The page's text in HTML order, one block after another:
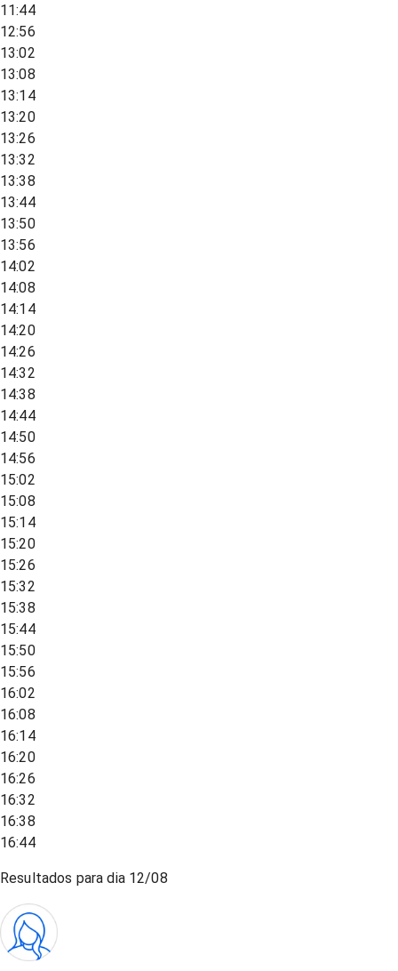
11:44
12:56
13:02
13:08
13:14
13:20
13:26
13:32
13:38
13:44
13:50
13:56
14:02
14:08
14:14
14:20
14:26
14:32
14:38
14:44
14:50
14:56
15:02
15:08
15:14
15:20
15:26
15:32
15:38
15:44
15:50
15:56
16:02
16:08
16:14
16:20
16:26
16:32
16:38
16:44
Resultados para dia 12/08